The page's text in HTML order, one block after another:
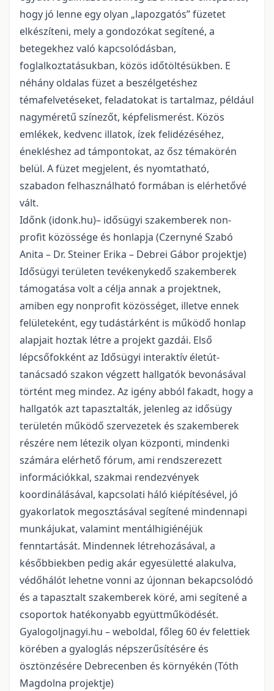
hogy jó lenne egy olyan „lapozgatós” füzetet
elkészíteni, mely a gondozókat segítené, a
betegekhez való kapcsolódásban,
foglalkoztatásukban, közös időtöltésükben. E
néhány oldalas füzet a beszélgetéshez
témafelvetéseket, feladatokat is tartalmaz, például
nagyméretű színezőt, képfelismerést. Közös
emlékek, kedvenc illatok, ízek felidézéséhez,
énekléshez ad támpontokat, az ősz témakörén
belül. A füzet megjelent, és nyomtatható,
szabadon felhasználható formában is elérhetővé
vált.
Időnk (idonk.hu)– idősügyi szakemberek non-
profit közössége és honlapja (Czernyné Szabó
Anita – Dr. Steiner Erika – Debrei Gábor projektje)
Idősügyi területen tevékenykedő szakemberek
támogatása volt a célja annak a projektnek,
amiben egy nonprofit közösséget, illetve ennek
felületeként, egy tudástárként is működő honlap
alapjait hoztak létre a projekt gazdái. Első
lépcsőfokként az Idősügyi interaktív életút-
tanácsadó szakon végzett hallgatók bevonásával
történt meg mindez. Az igény abból fakadt, hogy a
hallgatók azt tapasztalták, jelenleg az idősügy
területén működő szervezetek és szakemberek
részére nem létezik olyan központi, mindenki
számára elérhető fórum, ami rendszerezett
információkkal, szakmai rendezvények
koordinálásával, kapcsolati háló kiépítésével, jó
gyakorlatok megosztásával segítené mindennapi
munkájukat, valamint mentálhigiénéjük
fenntartását. Mindennek létrehozásával, a
későbbiekben pedig akár egyesületté alakulva,
védőhálót lehetne vonni az újonnan bekapcsolódó
és a tapasztalt szakemberek köré, ami segítené a
csoportok hatékonyabb együttműködését.
Gyalogoljnagyi.hu – weboldal, főleg 60 év felettiek
körében a gyaloglás népszerűsítésére és
ösztönzésére Debrecenben és környékén (Tóth
Magdolna projektje)